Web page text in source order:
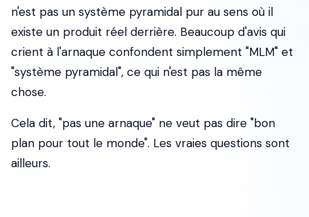
n'est pas un système pyramidal pur au sens où il
existe un produit réel derrière. Beaucoup d'avis qui
crient à l'arnaque confondent simplement "MLM" et
"système pyramidal", ce qui n'est pas la même
chose.
Cela dit, "pas une arnaque" ne veut pas dire "bon
plan pour tout le monde". Les vraies questions sont
ailleurs.